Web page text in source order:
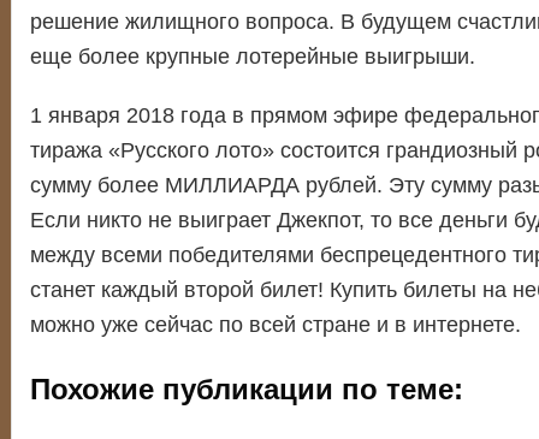
решение жилищного вопроса. В будущем
еще более крупные лотерейные выигрыши.
1 января 2018 года в прямом эфире
тиража «Русского лото» состоится грандиозный
сумму более МИЛЛИАРДА рублей. Эту сумму
Если никто не выиграет Джекпот, то все деньги
между всеми победителями беспрецедентного
станет каждый второй билет! Купить билеты на
можно уже сейчас по всей стране и в интернете.
Похожие публикации по теме: